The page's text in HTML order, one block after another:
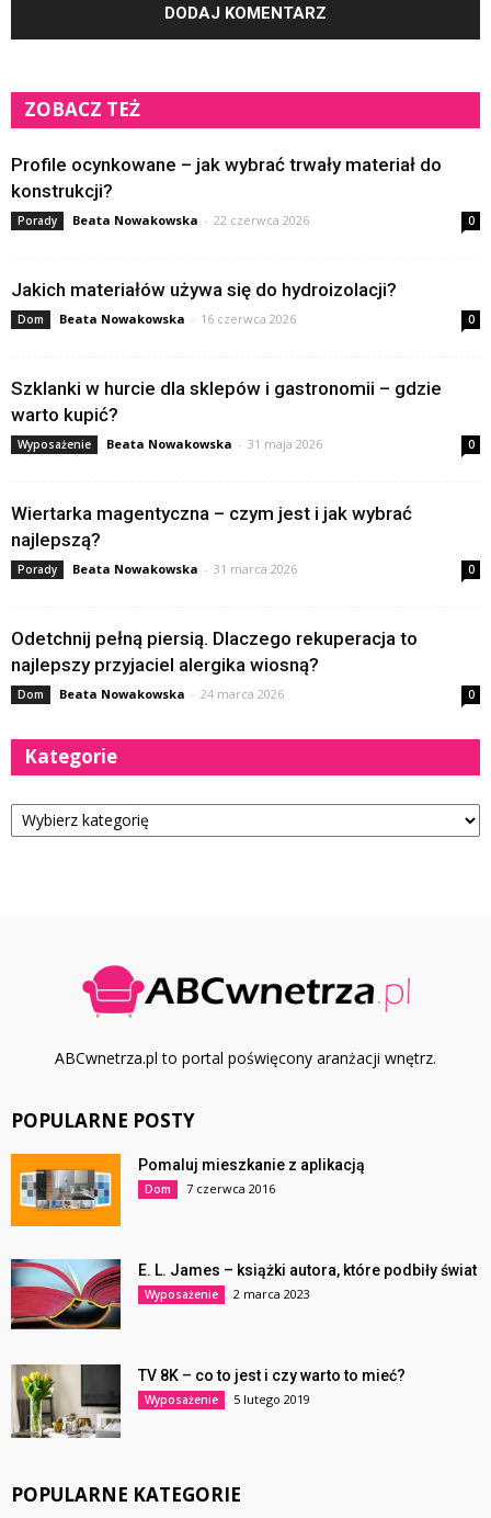
ZOBACZ TEŻ
Profile ocynkowane – jak wybrać trwały materiał do
konstrukcji?
Porady Beata Nowakowska - 22 czerwca 2026 0
Jakich materiałów używa się do hydroizolacji?
Dom Beata Nowakowska - 16 czerwca 2026 0
Szklanki w hurcie dla sklepów i gastronomii – gdzie
warto kupić?
Wyposażenie Beata Nowakowska - 31 maja 2026 0
Wiertarka magentyczna – czym jest i jak wybrać
najlepszą?
Porady Beata Nowakowska - 31 marca 2026 0
Odetchnij pełną piersią. Dlaczego rekuperacja to
najlepszy przyjaciel alergika wiosną?
Dom Beata Nowakowska - 24 marca 2026 0
Kategorie
Kategorie
ABCwnetrza.pl to portal poświęcony aranżacji wnętrz.
POPULARNE POSTY
Pomaluj mieszkanie z aplikacją
Dom 7 czerwca 2016
E. L. James – książki autora, które podbiły świat
Wyposażenie 2 marca 2023
TV 8K – co to jest i czy warto to mieć?
Wyposażenie 5 lutego 2019
POPULARNE KATEGORIE